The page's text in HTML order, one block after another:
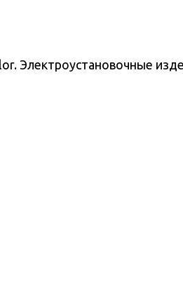
Электроустановочные